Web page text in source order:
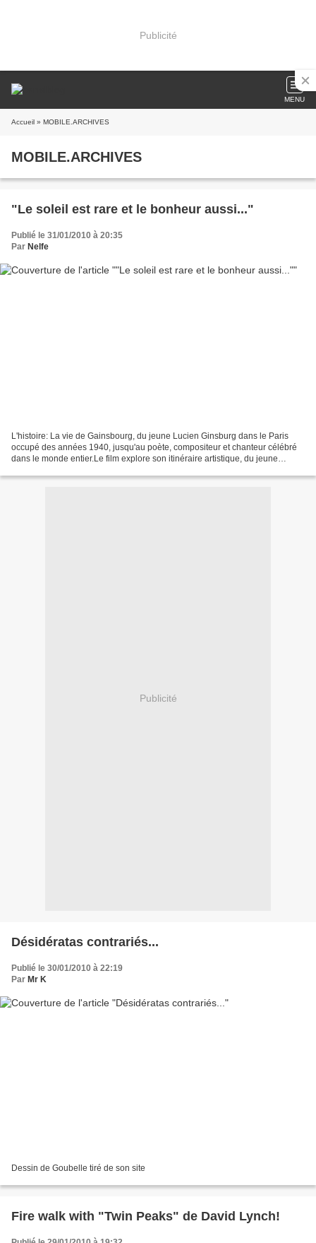
Publicité
MENU
Accueil » MOBILE.ARCHIVES
MOBILE.ARCHIVES
"Le soleil est rare et le bonheur aussi..."
Publié le 31/01/2010 à 20:35
Par Nelfe
L'histoire: La vie de Gainsbourg, du jeune Lucien Ginsburg dans le Paris
occupé des années 1940, jusqu'au poète, compositeur et chanteur célébré
dans le monde entier.Le film explore son itinéraire artistique, du jeune
Publicité
Désidératas contrariés...
Publié le 30/01/2010 à 22:19
Par Mr K
Dessin de Goubelle tiré de son site
Fire walk with "Twin Peaks" de David Lynch!